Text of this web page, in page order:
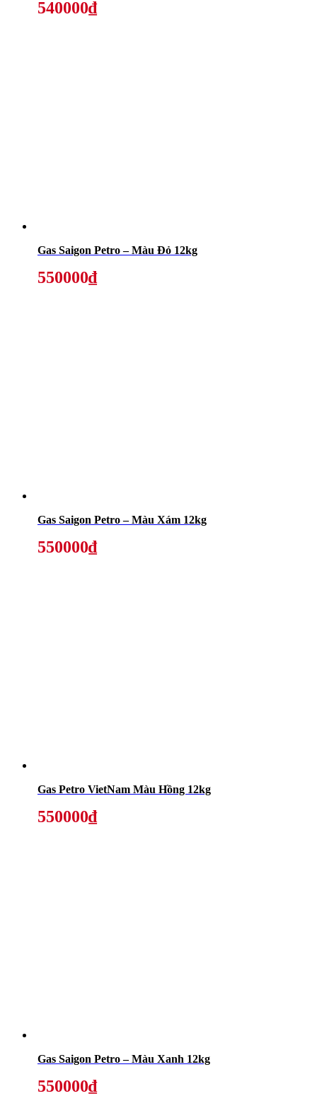
540000₫
Gas Saigon Petro – Màu Đỏ 12kg
550000₫
Gas Saigon Petro – Màu Xám 12kg
550000₫
Gas Petro VietNam Màu Hồng 12kg
550000₫
Gas Saigon Petro – Màu Xanh 12kg
550000₫